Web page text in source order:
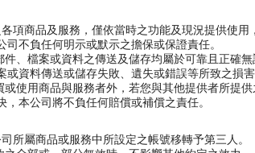
各項商品及服務，僅依當時之功能及現況提供使
司不負任何明示或默示之擔保或保證責任。
件、檔案或資料之傳送及儲存均屬於可靠且正確
或資料傳送或儲存失敗、遺失或錯誤等所致之損
或使用商品與服務者外，若您與其他提供者所提
，本公司將不負任何賠償或補償之責任。
所屬商品或服務中所設定之帳號移轉予第三人。